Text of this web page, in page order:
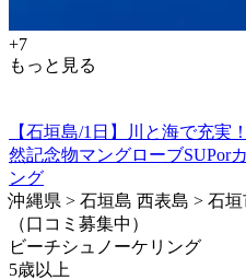
+7
もっと見る
【石垣島/1日】川と海で充実
然記念物マングローブSUPor
ング
沖縄県 > 石垣島 西表島 > 石垣
（口コミ募集中）
ビーチシュノーケリング
5歳以上